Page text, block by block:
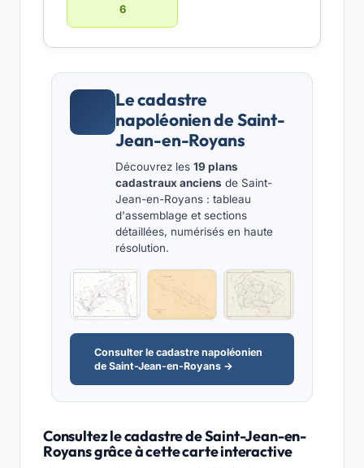
6
Le cadastre
napoléonien de Saint-
Jean-en-Royans
Découvrez les 19 plans
cadastraux anciens de Saint-
Jean-en-Royans : tableau
d'assemblage et sections
détaillées, numérisés en haute
résolution.
Consulter le cadastre napoléonien
de Saint-Jean-en-Royans →
Consultez le cadastre de Saint-Jean-en-
Royans grâce à cette carte interactive